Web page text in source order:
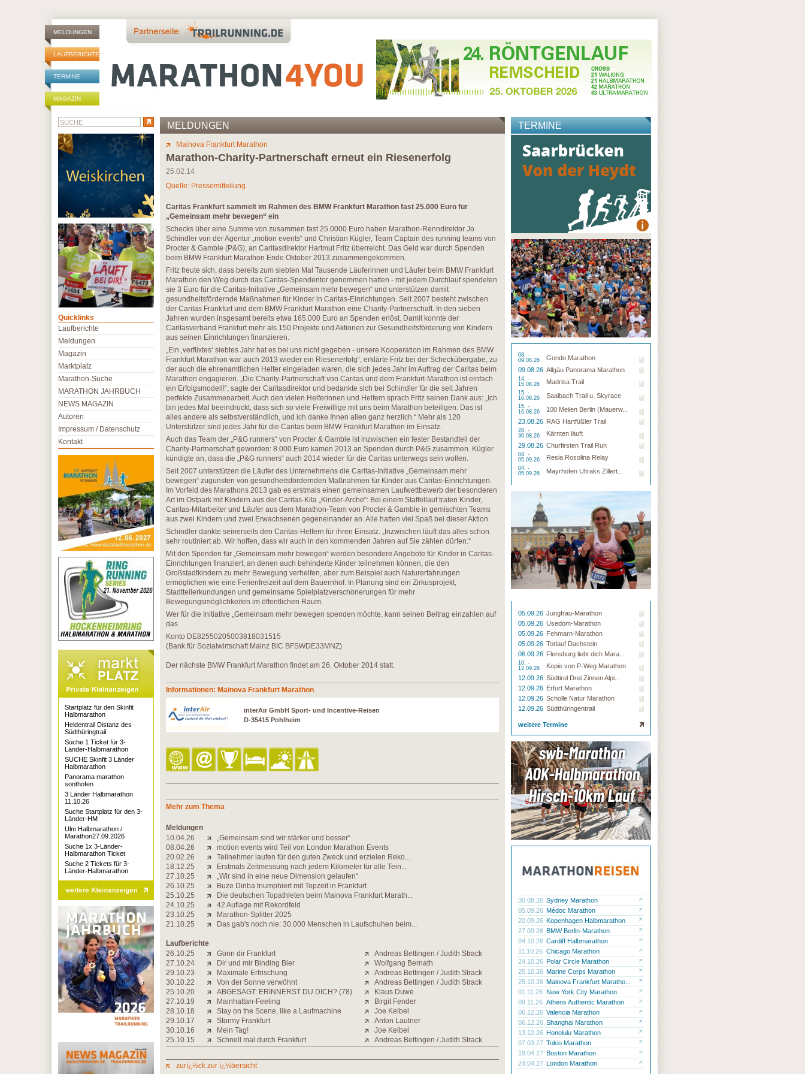
MELDUNGEN
LAUFBERICHTE
TERMINE
MAGAZIN
MELDUNGEN
Mainova Frankfurt Marathon
Marathon-Charity-Partnerschaft erneut ein Riesenerfolg
25.02.14
Quelle: Pressemitteilung
Caritas Frankfurt sammelt im Rahmen des BMW Frankfurt Marathon fast 25.000 Euro für
„Gemeinsam mehr bewegen“ ein
Schecks über eine Summe von zusammen fast 25.0000 Euro haben Marathon-Renndirektor Jo
Schindler von der Agentur „motion events“ und Christian Kügler, Team Captain des running teams von
Procter & Gamble (P&G), an Caritasdirektor Hartmut Fritz überreicht. Das Geld war durch Spenden
beim BMW Frankfurt Marathon Ende Oktober 2013 zusammengekommen.
Fritz freute sich, dass bereits zum siebten Mal Tausende Läuferinnen und Läufer beim BMW Frankfurt
Marathon den Weg durch das Caritas-Spendentor genommen hatten - mit jedem Durchlauf spendeten
sie 3 Euro für die Caritas-Initiative „Gemeinsam mehr bewegen“ und unterstützen damit
gesundheitsfördernde Maßnahmen für Kinder in Caritas-Einrichtungen. Seit 2007 besteht zwischen
der Caritas Frankfurt und dem BMW Frankfurt Marathon eine Charity-Partnerschaft. In den sieben
Jahren wurden insgesamt bereits etwa 165.000 Euro an Spenden erlöst. Damit konnte der
Caritasverband Frankfurt mehr als 150 Projekte und Aktionen zur Gesundheitsförderung von Kindern
aus seinen Einrichtungen finanzieren.
„Ein ‚verflixtes‘ siebtes Jahr hat es bei uns nicht gegeben - unsere Kooperation im Rahmen des BMW
Frankfurt Marathon war auch 2013 wieder ein Riesenerfolg“, erklärte Fritz bei der Scheckübergabe, zu
der auch die ehrenamtlichen Helfer eingeladen waren, die sich jedes Jahr im Auftrag der Caritas beim
Marathon engagieren. „Die Charity-Partnerschaft von Caritas und dem Frankfurt-Marathon ist einfach
ein Erfolgsmodell!“, sagte der Caritasdirektor und bedankte sich bei Schindler für die seit Jahren
perfekte Zusammenarbeit. Auch den vielen Helferinnen und Helfern sprach Fritz seinen Dank aus: „Ich
bin jedes Mal beeindruckt, dass sich so viele Freiwillige mit uns beim Marathon beteiligen. Das ist
alles andere als selbstverständlich, und ich danke Ihnen allen ganz herzlich.“ Mehr als 120
Unterstützer sind jedes Jahr für die Caritas beim BMW Frankfurt Marathon im Einsatz.
Auch das Team der „P&G runners“ von Procter & Gamble ist inzwischen ein fester Bestandteil der
Charity-Partnerschaft geworden: 8.000 Euro kamen 2013 an Spenden durch P&G zusammen. Kügler
kündigte an, dass die „P&G runners“ auch 2014 wieder für die Caritas unterwegs sein wollen.
Seit 2007 unterstützen die Läufer des Unternehmens die Caritas-Initiative „Gemeinsam mehr
bewegen“ zugunsten von gesundheitsfördernden Maßnahmen für Kinder aus Caritas-Einrichtungen.
Im Vorfeld des Marathons 2013 gab es erstmals einen gemeinsamen Laufwettbewerb der besonderen
Art im Ostpark mit Kindern aus der Caritas-Kita „Kinder-Arche“: Bei einem Staffellauf traten Kinder,
Caritas-Mitarbeiter und Läufer aus dem Marathon-Team von Procter & Gamble in gemischten Teams
aus zwei Kindern und zwei Erwachsenen gegeneinander an. Alle hatten viel Spaß bei dieser Aktion.
Schindler dankte seinerseits den Caritas-Helfern für ihren Einsatz. „Inzwischen läuft das alles schon
sehr routiniert ab. Wir hoffen, dass wir auch in den kommenden Jahren auf Sie zählen dürfen.“
Mit den Spenden für „Gemeinsam mehr bewegen“ werden besondere Angebote für Kinder in Caritas-
Einrichtungen finanziert, an denen auch behinderte Kinder teilnehmen können, die den
Großstadtkindern zu mehr Bewegung verhelfen, aber zum Beispiel auch Naturerfahrungen
ermöglichen wie eine Ferienfreizeit auf dem Bauernhof. In Planung sind ein Zirkusprojekt,
Stadtteilerkundungen und gemeinsame Spielplatzverschönerungen für mehr
Bewegungsmöglichkeiten im öffentlichen Raum.
Wer für die Initiative „Gemeinsam mehr bewegen spenden möchte, kann seinen Beitrag einzahlen auf
das
Konto DE82550205003818031515
(Bank für Sozialwirtschaft Mainz BIC BFSWDE33MNZ)
Der nächste BMW Frankfurt Marathon findet am 26. Oktober 2014 statt.
Informationen: Mainova Frankfurt Marathon
interAir GmbH Sport- und Incentive-Reisen
D-35415 Pohlheim
Mehr zum Thema
Meldungen
10.04.26
„Gemeinsam sind wir stärker und besser“
08.04.26
motion events wird Teil von London Marathon Events
20.02.26
Teilnehmer laufen für den guten Zweck und erzielen Reko...
18.12.25
Erstmals Zeitmessung nach jedem Kilometer für alle Tein...
27.10.25
„Wir sind in eine neue Dimension gelaufen“
26.10.25
Buze Diriba triumphiert mit Topzeit in Frankfurt
25.10.25
Die deutschen Topathleten beim Mainova Frankfurt Marath...
24.10.25
42 Auflage mit Rekordfeld
23.10.25
Marathon-Splitter 2025
21.10.25
Das gab's noch nie: 30.000 Menschen in Laufschuhen beim...
Laufberichte
26.10.25
Gönn dir Frankfurt
Andreas Bettingen / Judith Strack
27.10.24
Dir und mir Binding Bier
Wolfgang Bernath
29.10.23
Maximale Erfrischung
Andreas Bettingen / Judith Strack
30.10.22
Von der Sonne verwöhnt
Andreas Bettingen / Judith Strack
25.10.20
ABGESAGT: ERINNERST DU DICH? (78)
Klaus Duwe
27.10.19
Mainhattan-Feeling
Birgit Fender
28.10.18
Stay on the Scene, like a Laufmachine
Joe Kelbel
29.10.17
Stormy Frankfurt
Anton Lautner
30.10.16
Mein Tag!
Joe Kelbel
25.10.15
Schnell mal durch Frankfurt Andreas Bettingen / Judith Strack
zurï¿½ck zur ï¿½bersicht
TERMINE
08. -
09.08.26
Gondo Marathon
09.08.26 Allgäu Panorama Marathon
14. -
15.08.26
Madrisa Trail
15. -
16.08.26
Saalbach Trail u. Skyrace
15. -
16.08.26
100 Meilen Berlin (Mauerw...
23.08.26 RAG Hartfüßler Trail
28. -
30.08.26
Kärnten läuft
29.08.26 Churfirsten Trail Run
04. -
05.09.26
Resia Rosolina Relay
04. -
05.09.26
Mayrhofen Ultraks Zillert...
05.09.26 Jungfrau-Marathon
05.09.26 Usedom-Marathon
05.09.26 Fehmarn-Marathon
05.09.26 Torlauf Dachstein
06.09.26 Flensburg liebt dich Mara...
10. -
12.09.26
Kopie von P-Weg Marathon
12.09.26 Südtirol Drei Zinnen Alpi...
12.09.26 Erfurt Marathon
12.09.26 Scholle Natur Marathon
12.09.26 Südthüringentrail
weitere Termine
30.08.26 Sydney Marathon
05.09.26 Médoc Marathon
20.09.26 Kopenhagen Halbmarathon
27.09.26 BMW Berlin-Marathon
04.10.26 Cardiff Halbmarathon
11.10.26 Chicago Marathon
24.10.26 Polar Circle Marathon
25.10.26 Marine Corps Marathon
25.10.26 Mainova Frankfurt Maratho...
01.11.26 New York City Marathon
09.11.26 Athens Authentic Marathon
06.12.26 Valencia Marathon
06.12.26 Shanghai Marathon
13.12.26 Honolulu Marathon
07.03.27 Tokio Marathon
19.04.27 Boston Marathon
24.04.27 London Marathon
Quicklinks
Laufberichte
Meldungen
Magazin
Marktplatz
Marathon-Suche
MARATHON JAHRBUCH
NEWS MAGAZIN
Autoren
Impressum / Datenschutz
Kontakt
Startplatz für den Skinfit
Halbmarathon
Heldentrail Distanz des
Südthüringtrail
Suche 1 Ticket für 3-
Länder-Halbmarathon
SUCHE Skinfit 3 Länder
Halbmarathon
Panorama marathon
sonthofen
3 Länder Halbmarathon
11.10.26
Suche Startplatz für den 3-
Länder-HM
Ulm Halbmarathon /
Marathon27.09.2026
Suche 1x 3-Länder-
Halbmarathon Ticket
Suche 2 Tickets für 3-
Länder-Halbmarathon